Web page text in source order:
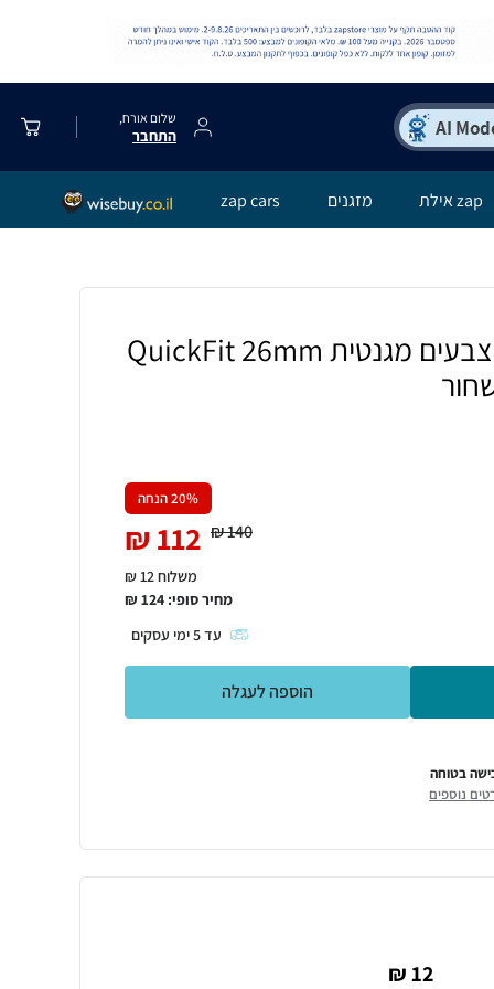
שלום אורח,
התחבר
zap אילת מזגנים zap cars
רצועת סיליקון שני צבעים מגנטית QuickFit 26mm
20% הנחה
140
₪
112
₪
משלוח 12 ₪
מחיר סופי: 124
₪
עד5ימי עסקים
הוספה לעגלה
בטוחה
נוספים
12 ₪